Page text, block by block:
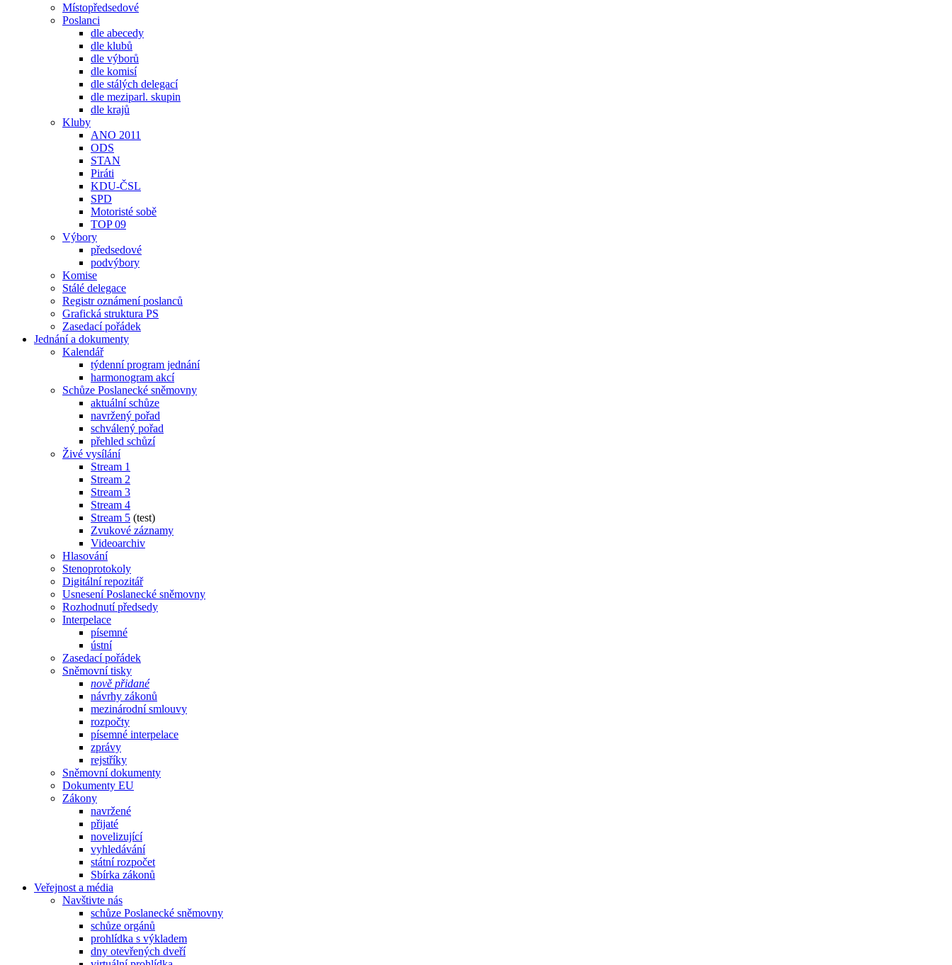
Místopředsedové
Poslanci
dle abecedy
dle klubů
dle výborů
dle komisí
dle stálých delegací
dle meziparl. skupin
dle krajů
Kluby
ANO 2011
ODS
STAN
Piráti
KDU-ČSL
SPD
Motoristé sobě
TOP 09
Výbory
předsedové
podvýbory
Komise
Stálé delegace
Registr oznámení poslanců
Grafická struktura PS
Zasedací pořádek
Jednání a dokumenty
Kalendář
týdenní program jednání
harmonogram akcí
Schůze Poslanecké sněmovny
aktuální schůze
navržený pořad
schválený pořad
přehled schůzí
Živé vysílání
Stream 1
Stream 2
Stream 3
Stream 4
Stream 5 (test)
Zvukové záznamy
Videoarchiv
Hlasování
Stenoprotokoly
Digitální repozitář
Usnesení Poslanecké sněmovny
Rozhodnutí předsedy
Interpelace
písemné
ústní
Zasedací pořádek
Sněmovní tisky
nově přidané
návrhy zákonů
mezinárodní smlouvy
rozpočty
písemné interpelace
zprávy
rejstříky
Sněmovní dokumenty
Dokumenty EU
Zákony
navržené
přijaté
novelizující
vyhledávání
státní rozpočet
Sbírka zákonů
Veřejnost a média
Navštivte nás
schůze Poslanecké sněmovny
schůze orgánů
prohlídka s výkladem
dny otevřených dveří